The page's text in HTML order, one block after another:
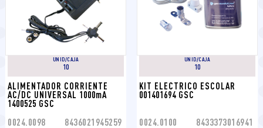
UNID/CAJA
10
ALIMENTADOR CORRIENTE
AC/DC UNIVERSAL 1000mA
1400525 GSC
0024.0098 8436021945259
UNID/CAJA
10
KIT ELECTRICO ESCOLAR
001401694 GSC
0024.0100 8433373016941